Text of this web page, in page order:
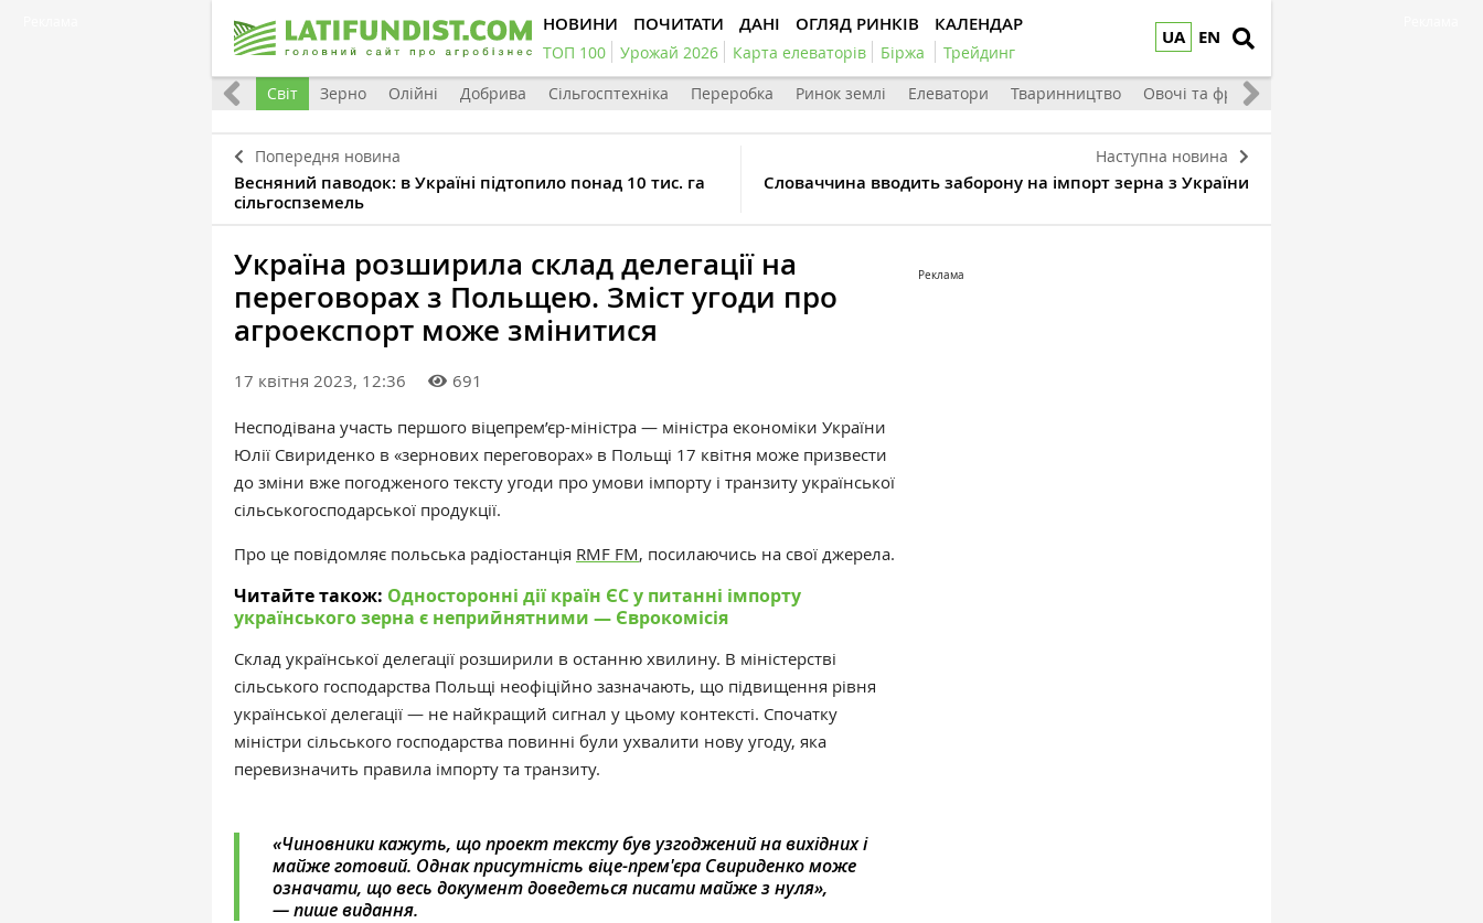
UA EN
НОВИНИ ПОЧИТАТИ ДАНІ ОГЛЯД РИНКІВ КАЛЕНДАР
ТОП 100 Урожай 2026 Карта елеваторів Біржа Трейдинг
Євроінтеграція Світ Зерно Олійні Добрива Сільгосптехніка Переробка Ринок землі Елеватори Тваринництво Овочі та фрукти
Попередня новина
Весняний паводок: в Україні підтопило понад 10 тис. га
сільгоспземель
Наступна новина
Словаччина вводить заборону на імпорт зерна з України
Україна розширила склад делегації на
переговорах з Польщею. Зміст угоди про
агроекспорт може змінитися
17 квітня 2023, 12:36 691
Несподівана участь першого віцепрем’єр-міністра — міністра економіки України
Юлії Свириденко в «зернових переговорах» в Польщі 17 квітня може призвести
до зміни вже погодженого тексту угоди про умови імпорту і транзиту української
сільськогосподарської продукції.
Про це повідомляє польська радіостанція RMF FM, посилаючись на свої джерела.
Читайте також: Односторонні дії країн ЄС у питанні імпорту
українського зерна є неприйнятними — Єврокомісія
Склад української делегації розширили в останню хвилину. В міністерстві
сільського господарства Польщі неофіційно зазначають, що підвищення рівня
української делегації — не найкращий сигнал у цьому контексті. Спочатку
міністри сільського господарства повинні були ухвалити нову угоду, яка
перевизначить правила імпорту та транзиту.
«Чиновники кажуть, що проект тексту був узгоджений на вихідних і
майже готовий. Однак присутність віце-прем'єра Свириденко може
означати, що весь документ доведеться писати майже з нуля»,
—пише видання.
Реклама